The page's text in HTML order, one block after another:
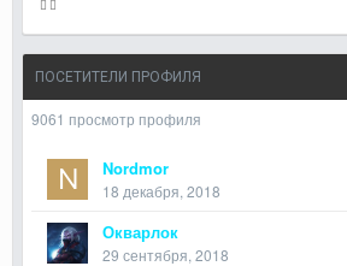
ПОСЕТИТЕЛИ ПРОФИЛЯ
9061 просмотр профиля
Nordmor
18 декабря, 2018
Окварлок
29 сентября, 2018